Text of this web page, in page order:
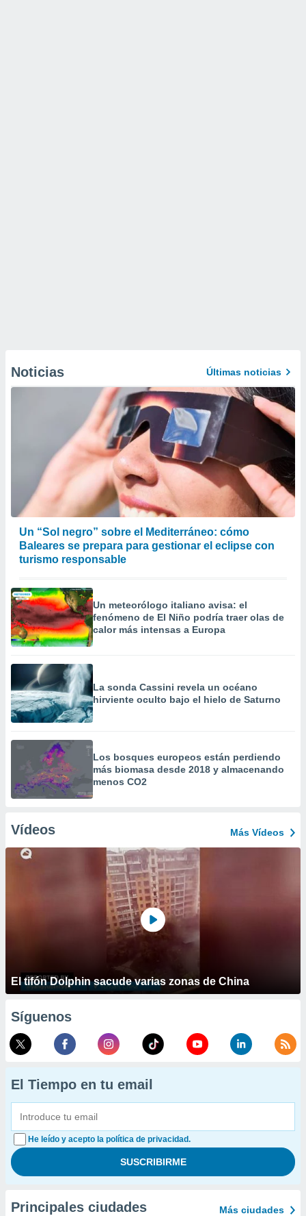
Noticias Últimas noticias
Un “Sol negro” sobre el Mediterráneo: cómo
Baleares se prepara para gestionar el eclipse con
turismo responsable
Un meteorólogo italiano avisa: el
fenómeno de El Niño podría traer olas de
calor más intensas a Europa
La sonda Cassini revela un océano
hirviente oculto bajo el hielo de Saturno
Los bosques europeos están perdiendo
más biomasa desde 2018 y almacenando
menos CO2
Vídeos Más Vídeos
El tifón Dolphin sacude varias zonas de China
Síguenos
El Tiempo en tu email
He leído y acepto la política de privacidad.
Principales ciudades Más ciudades